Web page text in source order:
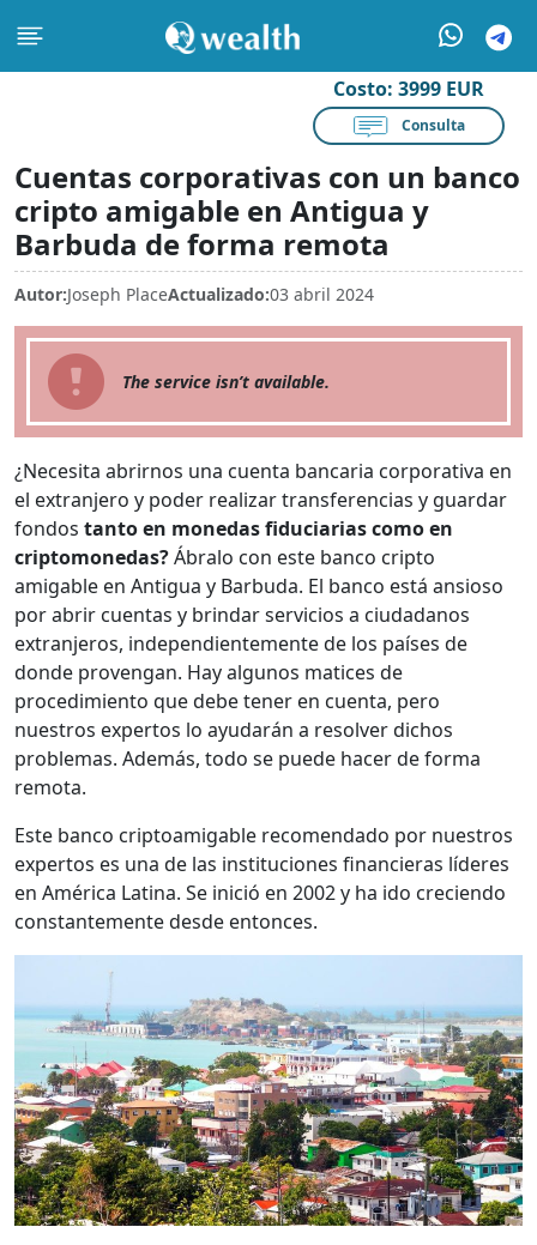
Costo: 3999 EUR
Consulta
Cuentas corporativas con un banco
cripto amigable en Antigua y
Barbuda de forma remota
Autor:Joseph PlaceActualizado:03 abril 2024
The service isn’t available.
¿Necesita abrirnos una cuenta bancaria corporativa en
el extranjero y poder realizar transferencias y guardar
fondos tanto en monedas fiduciarias como en
criptomonedas?Ábralo con este banco cripto
amigable en Antigua y Barbuda. El banco está ansioso
por abrir cuentas y brindar servicios a ciudadanos
extranjeros, independientemente de los países de
donde provengan. Hay algunos matices de
procedimiento que debe tener en cuenta, pero
nuestros expertos lo ayudarán a resolver dichos
problemas. Además, todo se puede hacer de forma
remota.
Este banco criptoamigable recomendado por nuestros
expertos es una de las instituciones financieras líderes
en América Latina. Se inició en 2002 y ha ido creciendo
constantemente desde entonces.